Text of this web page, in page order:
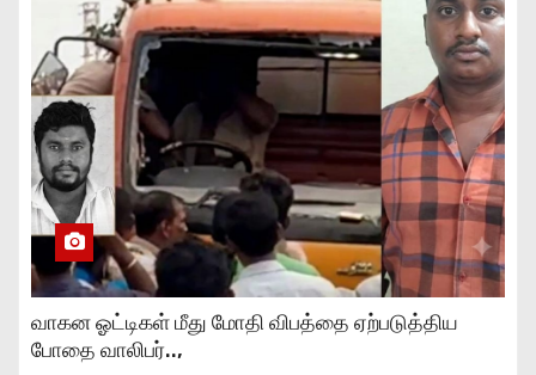
வாகன ஓட்டிகள் மீது மோதி விபத்தை ஏற்படுத்திய
போதை வாலிபர்..,